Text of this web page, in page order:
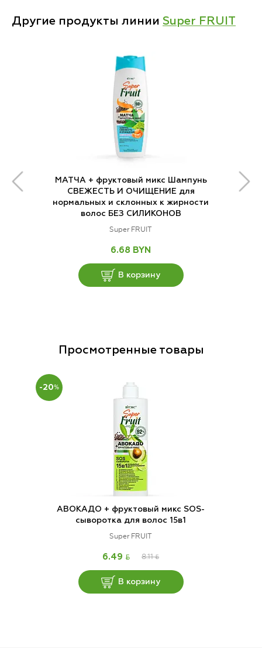
Другие продукты линии Super FRUIT
МАТЧА + фруктовый микс Шампунь
СВЕЖЕСТЬ И ОЧИЩЕНИЕ для
нормальных и склонных к жирности
волос БЕЗ СИЛИКОНОВ
Super FRUIT
6.68 BYN
В корзину
Просмотренные товары
-20%
АВОКАДО + фруктовый микс SOS-
сыворотка для волос 15в1
Super FRUIT
6.49 BYN 8.11BYN
В корзину